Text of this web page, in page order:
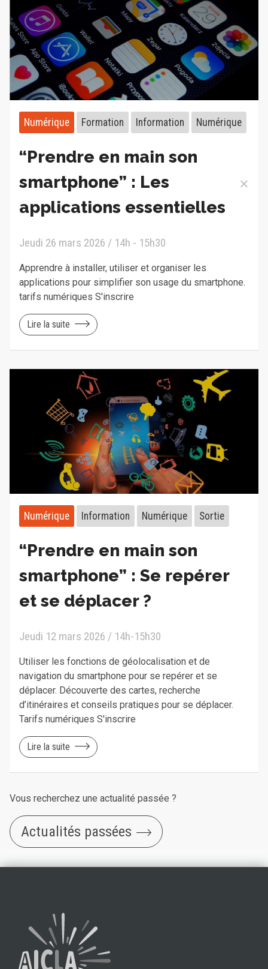
Numérique Formation Information Numérique
“Prendre en main son
smartphone” : Les
applications essentielles
Jeudi 26 mars 2026 / 14h - 15h30
Apprendre à installer, utiliser et organiser les
applications pour simplifier son usage du smartphone.
tarifs numériques S'inscrire
Lire la suite
Numérique Information Numérique Sortie
“Prendre en main son
smartphone” : Se repérer
et se déplacer ?
Jeudi 12 mars 2026 / 14h-15h30
Utiliser les fonctions de géolocalisation et de
navigation du smartphone pour se repérer et se
déplacer. Découverte des cartes, recherche
d’itinéraires et conseils pratiques pour se déplacer.
Tarifs numériques S'inscrire
Lire la suite
Vous recherchez une actualité passée ?
Actualités passées